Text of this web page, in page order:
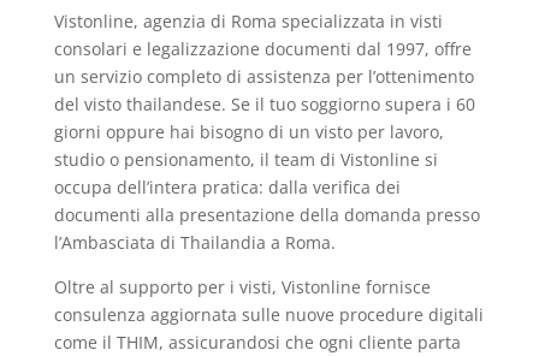
Vistonline, agenzia di Roma specializzata in visti
consolari e legalizzazione documenti dal 1997, offre
un servizio completo di assistenza per l’ottenimento
del visto thailandese. Se il tuo soggiorno supera i 60
giorni oppure hai bisogno di un visto per lavoro,
studio o pensionamento, il team di Vistonline si
occupa dell’intera pratica: dalla verifica dei
documenti alla presentazione della domanda presso
l’Ambasciata di Thailandia a Roma.
Oltre al supporto per i visti, Vistonline fornisce
consulenza aggiornata sulle nuove procedure digitali
come il THIM, assicurandosi che ogni cliente parta